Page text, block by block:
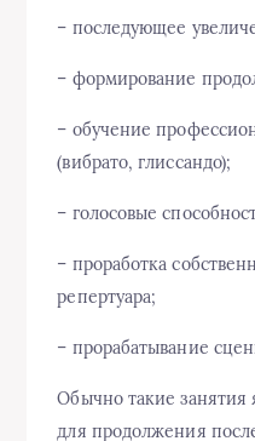
– последующее
– формирование
– обучение
(вибрато, глиссандо);
– голосовые
– проработка
репертуара;
– прорабатывание
Обычно такие занятия
для продолжения